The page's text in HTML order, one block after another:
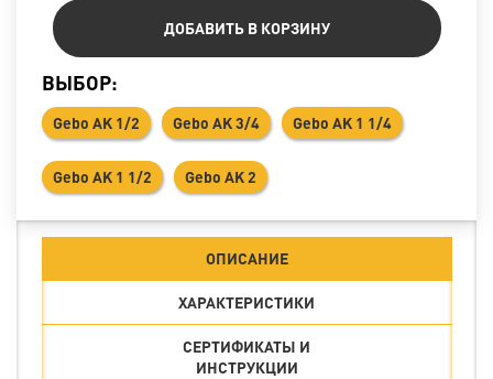
ДОБАВИТЬ В КОРЗИНУ
ВЫБОР:
Gebo AK 1/2 Gebo AK 3/4 Gebo AK 1 1/4
Gebo AK 1 1/2 Gebo AK 2
ОПИСАНИЕ
ХАРАКТЕРИСТИКИ
СЕРТИФИКАТЫ И
ИНСТРУКЦИИ